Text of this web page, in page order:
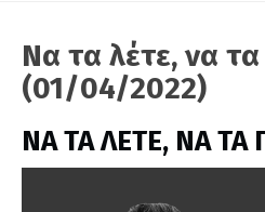
Να τα λέτε, να
(01/04/2022)
ΝΑ ΤΑ ΛΕΤΕ, ΝΑ ΤΑ